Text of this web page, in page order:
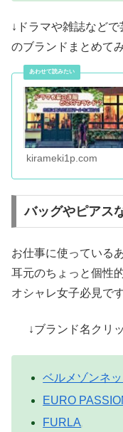
↓ドラマや雑誌など
のブランドまとめて
kirameki1p.com
バッグやピアス
お仕事に使っている
耳元のちょっと個性
オシャレ女子必見です
↓ブランド名クリ
ベルメゾンネッ
EURO
FURLA